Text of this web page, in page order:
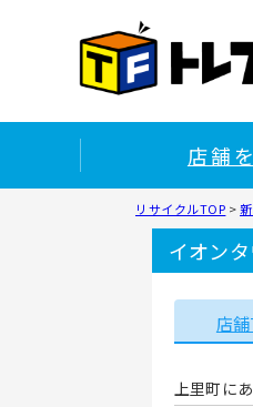
店舗
リサイクルTOP >
イオン
店
上里町に